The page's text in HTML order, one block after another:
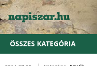
ÖSSZES KATEGÓRIA